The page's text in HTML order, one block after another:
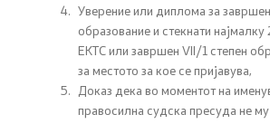
Уверение или диплома за
образованиеи стекнати
ЕКТС или завршен VII/1 степен
за местото за кое се пријавува,
Доказ дека во моментот на
правосилна судска пресуда не